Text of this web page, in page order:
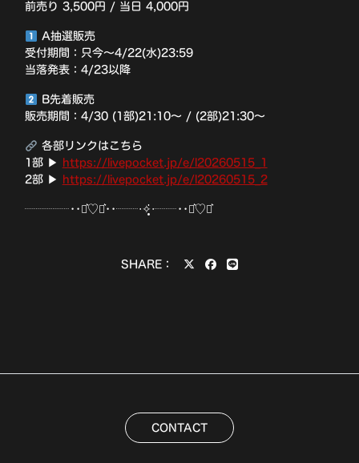
前売り 3,500円 / 当日 4,000円
A抽選販売
受付期間：只今〜4/22(水)23:59
当落発表：4/23以降
B先着販売
販売期間：4/30 (1部)21:10〜 / (2部)21:30〜
各部リンクはこちら
1部 ▶
https://livepocket.jp/e/l20260515_1
2部 ▶
https://livepocket.jp/e/l20260515_2
┈┈┈┈••⋆͛♡⋆͛••┈┈‧✧̣̥̇‧┈┈••⋆͛♡⋆͛
SHARE：
CONTACT